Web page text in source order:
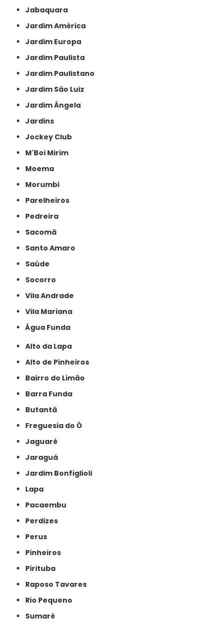
Jabaquara
Jardim América
Jardim Europa
Jardim Paulista
Jardim Paulistano
Jardim São Luiz
Jardim Ângela
Jardins
Jockey Club
M'Boi Mirim
Moema
Morumbi
Parelheiros
Pedreira
Sacomã
Santo Amaro
Saúde
Socorro
Vila Andrade
Vila Mariana
Água Funda
Alto da Lapa
Alto de Pinheiros
Bairro do Limão
Barra Funda
Butantã
Freguesia do Ó
Jaguaré
Jaraguá
Jardim Bonfiglioli
Lapa
Pacaembu
Perdizes
Perus
Pinheiros
Pirituba
Raposo Tavares
Rio Pequeno
Sumaré